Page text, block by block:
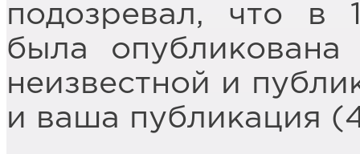
подозревал, что в
была
неизвестной и
и ваша публикация